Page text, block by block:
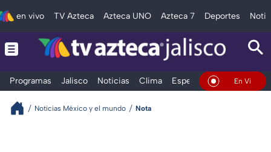
en vivo TV Azteca Azteca UNO Azteca 7 Deportes
Programas Jalisco Noticias Clima Espectáculos Deportes
En Vivo
Noticias México y el mundo Nota